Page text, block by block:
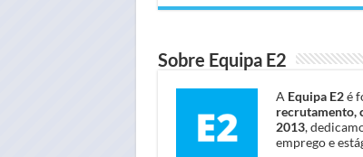
Sobre Equipa E2
A Equipa E2é
recrutamento,
2013,
emprego e